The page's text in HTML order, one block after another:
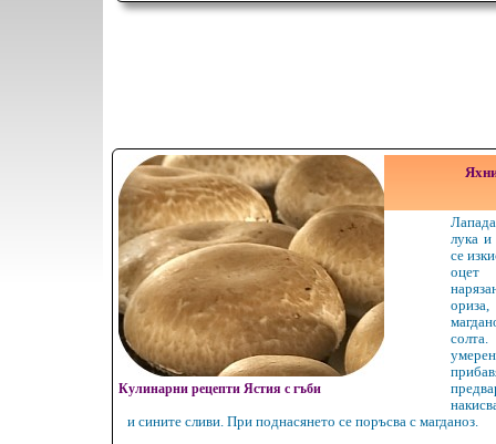
Кулинарни рецепти Ястия с гъби
лука и
се
оцет
и сините сливи. При поднасянето се поръсва с магданоз.